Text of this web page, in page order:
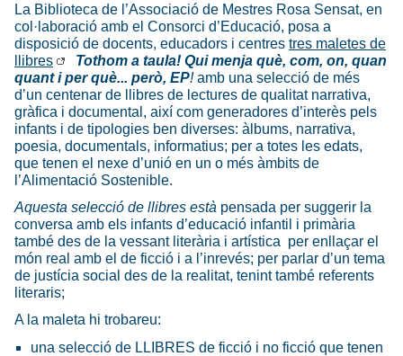
La Biblioteca de l’Associació de Mestres Rosa Sensat, en
col·laboració amb el Consorci d’Educació, posa a
disposició de docents, educadors i centres tres maletes de
llibres
Tothom a taula! Qui menja què, com, on, quan
quant i per què... però, EP!amb una selecció de més
d’un centenar de llibres de lectures de qualitat narrativa,
gràfica i documental, així com generadores d’interès pels
infants i de tipologies ben diverses: àlbums, narrativa,
poesia, documentals, informatius; per a totes les edats,
que tenen el nexe d’unió en un o més àmbits de
l’Alimentació Sostenible.
Aquesta selecció de llibres està pensada per suggerir la
conversa amb els infants d’educació infantil i primària
també des de la vessant literària i artística per enllaçar el
món real amb el de ficció i a l’inrevés; per parlar d’un tema
de justícia social des de la realitat, tenint també referents
literaris;
A la maleta hi trobareu:
una selecció de LLIBRES de ficció i no ficció que tenen